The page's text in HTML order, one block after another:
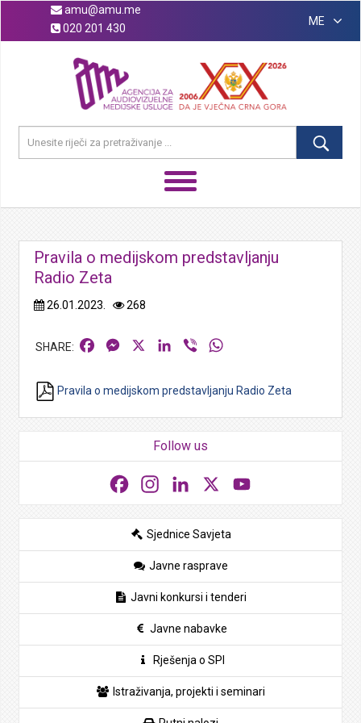
amu@amu.me
020 201 430
ME
Pravila o medijskom predstavljanju
Radio Zeta
26.01.2023. 268
FacebookMessengerLinkedIn
Viber
Pravila o medijskom predstavljanju Radio Zeta
Follow us
FacebookInstagramLinkedIn
Sjednice Savjeta
Javne rasprave
Javni konkursi i tenderi
Javne nabavke
Rješenja o SPI
Istraživanja, projekti i seminari